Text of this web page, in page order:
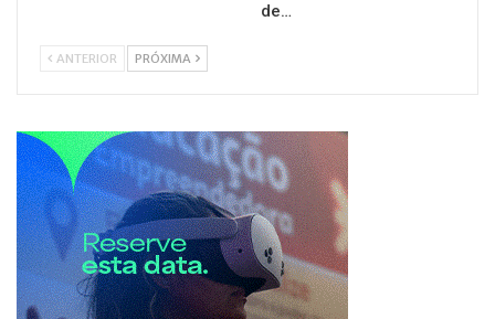
de…
ANTERIOR PRÓXIMA